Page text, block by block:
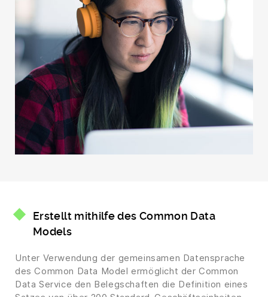
Erstellt mithilfe des Common Data
Models
Unter Verwendung der gemeinsamen Datensprache
des Common Data Model ermöglicht der Common
Data Service den Belegschaften die Definition eines